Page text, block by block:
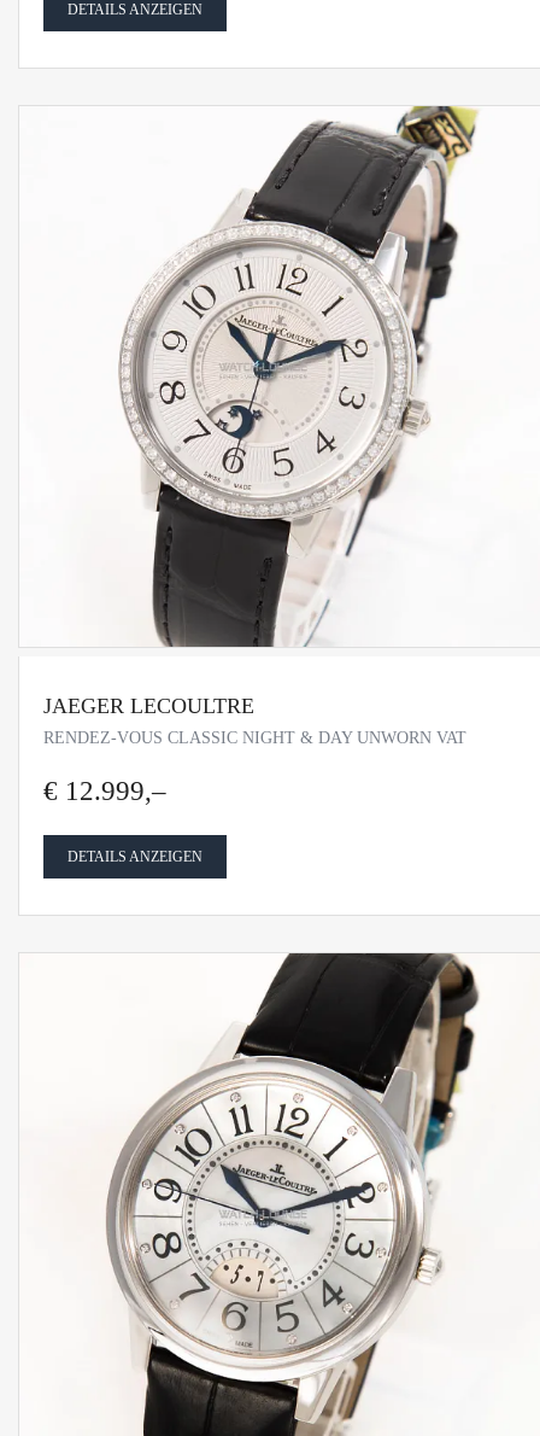
DETAILS ANZEIGEN
JAEGER LECOULTRE
RENDEZ-VOUS CLASSIC NIGHT & DAY UNWORN VAT
€ 12.999,–
DETAILS ANZEIGEN